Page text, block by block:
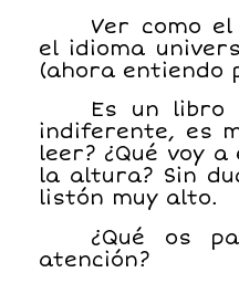
Ver como
el idioma
(ahora entiendo
Es un libro
indiferente, es
leer? ¿Qué voy
la altura? Sin
listón muy alto.
¿Qué os
atención?